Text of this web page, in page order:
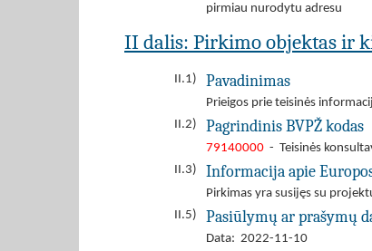
pirmiau nurodytu adresu
II dalis: Pirkimo objektas ir
II.1) Pavadinimas
Prieigos prie teisinės
II.2)
Pagrindinis BVPŽ kodas
79140000 - Teisinės
II.3)
Informacija apie
Pirkimas yra susijęs su
II.5)
Pasiūlymų ar prašymų
Data: 2022-11-10